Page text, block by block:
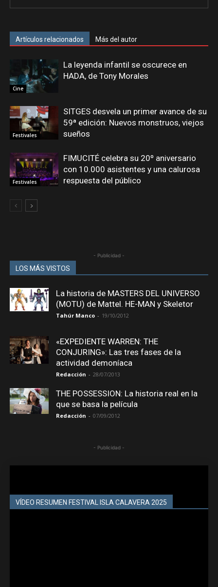
Artículos relacionados Más del autor
Cine
La leyenda infantil se oscurece en
HADA, de Tony Morales
Festivales
SITGES desvela un primer avance de su
59ª edición: Nuevos monstruos, viejos
sueños
Festivales
FIMUCITÉ celebra su 20º aniversario
con 10.000 asistentes y una calurosa
respuesta del público
- Publicidad -
LOS MÁS VISTOS
La historia de MASTERS DEL UNIVERSO
(MOTU) de Mattel. HE-MAN y Skeletor
Tahúr Manco - 19/10/2012
«EXPEDIENTE WARREN: THE
CONJURING»: Las tres fases de la
actividad demoníaca
Redacción - 28/07/2013
THE POSSESSION: La historia real en la
que se basa la película
Redacción - 07/09/2012
- Publicidad -
VÍDEO RESUMEN FESTIVAL ISLA CALAVERA 2025